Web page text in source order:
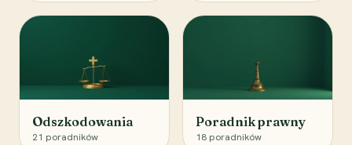
Odszkodowania
21 poradników
Poradnik prawny
18 poradników